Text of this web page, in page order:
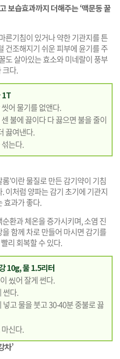
보습효과까지 더해주는 ‘맥문동 꿀
른기침이 있거나 약한 기관지를 튼
건조해지기 쉬운 피부에 윤기를 주
도 살아있는 효소와 미네랄이 풍부
크다.
1T
어 물기를 없앤다.
불에 끓이다 다 끓으면 불을 줄이
끓여낸다.
는다.
’이란 물질로 만든 감기약이 기침
이처럼 양파는 감기 초기에 기관지
효과가 좋다.
환과 체온을 증가시키며, 소염 진
함께 차로 만들어 마시면 감기를
리 회복할 수 있다.
10g, 물 1.5리터
씼어 잘게 썬다.
썬다.
고 물을 붓고 30-40분 중불로 끓
신다.
차’